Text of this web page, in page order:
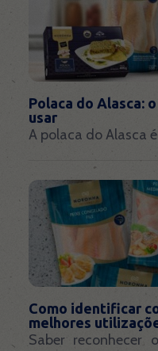
Polaca do Alasca:
usar
A polaca do Alasca
Como identificar
melhores
Saber reconhecer